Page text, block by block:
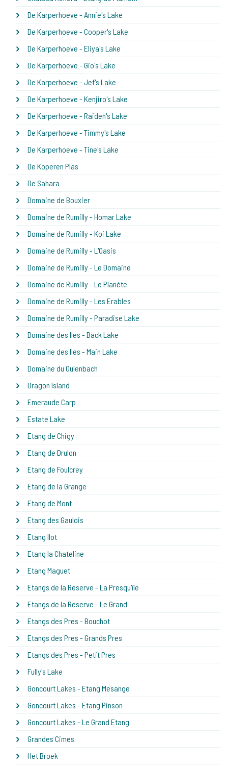
De Karperhoeve - Annie's Lake
De Karperhoeve - Cooper's Lake
De Karperhoeve - Eliya's Lake
De Karperhoeve - Gio's Lake
De Karperhoeve - Jef's Lake
De Karperhoeve - Kenjiro's Lake
De Karperhoeve - Raiden's Lake
De Karperhoeve - Timmy's Lake
De Karperhoeve - Tine's Lake
De Koperen Plas
De Sahara
Domaine de Bouxier
Domaine de Rumilly - Homar Lake
Domaine de Rumilly - Koi Lake
Domaine de Rumilly - L'Oasis
Domaine de Rumilly - Le Domaine
Domaine de Rumilly - Le Planète
Domaine de Rumilly - Les Erables
Domaine de Rumilly - Paradise Lake
Domaine des Iles - Back Lake
Domaine des Iles - Main Lake
Domaine du Oulenbach
Dragon Island
Emeraude Carp
Estate Lake
Etang de Chigy
Etang de Drulon
Etang de Foulcrey
Etang de la Grange
Etang de Mont
Etang des Gaulois
Etang Ilot
Etang la Chateline
Etang Maguet
Etangs de la Reserve - La Presqu'île
Etangs de la Reserve - Le Grand
Etangs des Pres - Bouchot
Etangs des Pres - Grands Pres
Etangs des Pres - Petit Pres
Fully's Lake
Goncourt Lakes - Etang Mesange
Goncourt Lakes - Etang Pinson
Goncourt Lakes - Le Grand Etang
Grandes Cimes
Het Broek